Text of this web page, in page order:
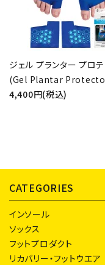
ジェル プランター プロ
(Gel Plantar
4,400円(税込)
CATEGORIES
インソール
ソックス
フットプロダクト
リカバリー・フットウエア